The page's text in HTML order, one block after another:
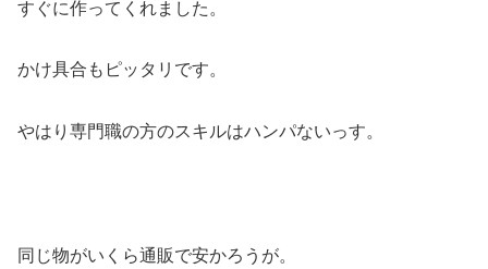
すぐに作ってくれました。
かけ具合もピッタリです。
やはり専門職の方のスキルはハンパないっす。
同じ物がいくら通販で安かろうが。